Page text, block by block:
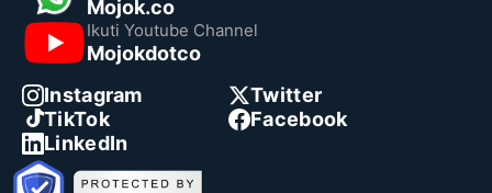
Mojok.co
Ikuti Youtube Channel
Mojokdotco
Instagram
Twitter
TikTok
Facebook
LinkedIn